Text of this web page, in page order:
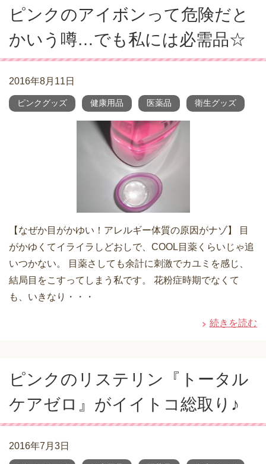
ピンクのアイボンって危険だと
かいう噂…でも私には必需品☆
2016年8月11日
ピンクグッズ 健康用品 医薬品 衛生グッズ
【なぜか目がかゆい！アレルギー体質の原因がナゾ】 目
がかゆくてイライラしどおしで、COOL目薬くらいじゃ追
いつかない。 目薬さしても余計に刺激でカユミを感じ、
結局目をこすってしまう私です。 花粉症時期でなくて
も、いきなり・・・
続きを読む
ピンクのリステリン『トータル
ケアゼロ』がイイトコ総取り♪
2016年7月3日